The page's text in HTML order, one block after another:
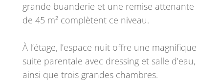
grande buanderie et une remise attenante
de 45 m² complètent ce niveau.
À l’étage, l’espace nuit offre une magnifique
suite parentale avec dressing et salle d’eau,
ainsi que trois grandes chambres.